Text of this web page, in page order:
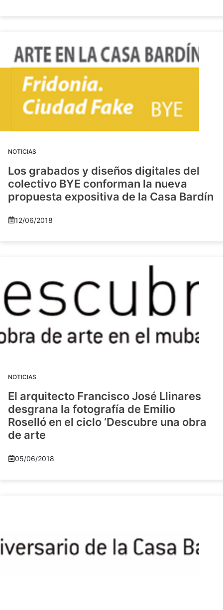
NOTICIAS
Los grabados y diseños digitales del
colectivo BYE conforman la nueva
propuesta expositiva de la Casa Bardín
12/06/2018
NOTICIAS
El arquitecto Francisco José Llinares
desgrana la fotografía de Emilio
Roselló en el ciclo ‘Descubre una obra
de arte
05/06/2018